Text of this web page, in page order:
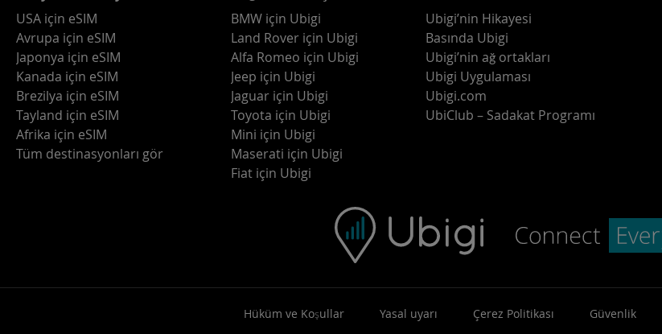
USA için eSIM
Avrupa için eSIM
Japonya için eSIM
Kanada için eSIM
Brezilya için eSIM
Tayland için eSIM
Afrika için eSIM
Tüm destinasyonları gör
BMW için Ubigi
Land Rover için Ubigi
Alfa Romeo için Ubigi
Jeep için Ubigi
Jaguar için Ubigi
Toyota için Ubigi
Mini için Ubigi
Maserati için Ubigi
Fiat için Ubigi
Ubigi’nin Hikayesi
Basında Ubigi
Ubigi’nin ağ ortakları
Ubigi Uygulaması
Ubigi.com
UbiClub – Sadakat Programı
Hüküm ve Koşullar Yasal uyarı Çerez Politikası Güvenlik